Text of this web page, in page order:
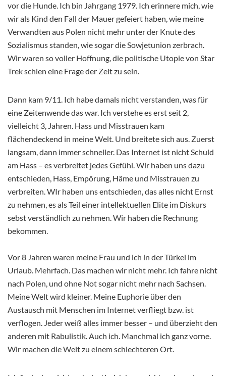
vor die Hunde. Ich bin Jahrgang 1979. Ich erinnere mich, wie
wir als Kind den Fall der Mauer gefeiert haben, wie meine
Verwandten aus Polen nicht mehr unter der Knute des
Sozialismus standen, wie sogar die Sowjetunion zerbrach.
Wir waren so voller Hoffnung, die politische Utopie von Star
Trek schien eine Frage der Zeit zu sein.
Dann kam 9/11. Ich habe damals nicht verstanden, was für
eine Zeitenwende das war. Ich verstehe es erst seit 2,
vielleicht 3, Jahren. Hass und Misstrauen kam
flächendeckend in meine Welt. Und breitete sich aus. Zuerst
langsam, dann immer schneller. Das Internet ist nicht Schuld
am Hass – es verbreitet jedes Gefühl. Wir haben uns dazu
entschieden, Hass, Empörung, Häme und Misstrauen zu
verbreiten. WIr haben uns entschieden, das alles nicht Ernst
zu nehmen, es als Teil einer intellektuellen Elite im Diskurs
sebst verständlich zu nehmen. Wir haben die Rechnung
bekommen.
Vor 8 Jahren waren meine Frau und ich in der Türkei im
Urlaub. Mehrfach. Das machen wir nicht mehr. Ich fahre nicht
nach Polen, und ohne Not sogar nicht mehr nach Sachsen.
Meine Welt wird kleiner. Meine Euphorie über den
Austausch mit Menschen im Internet verfliegt bzw. ist
verflogen. Jeder weiß alles immer besser – und überzieht den
anderen mit Rabulistik. Auch ich. Manchmal ich ganz vorne.
Wir machen die Welt zu einem schlechteren Ort.